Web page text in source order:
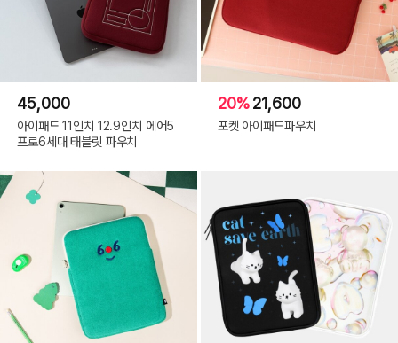
45,000
아이패드 11인치 12.9인치 에어5
프로6세대 태블릿 파우치
20%21,600
포켓 아이패드파우치